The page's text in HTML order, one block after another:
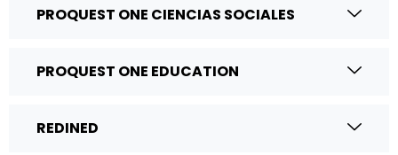
PROQUEST ONE CIENCIAS SOCIALES
PROQUEST ONE EDUCATION
REDINED